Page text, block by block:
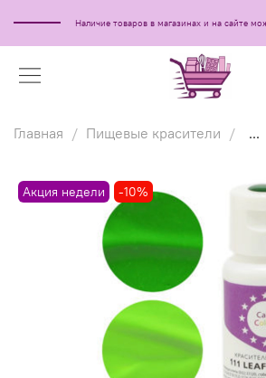
Наличие товаров в магазинах и на сайте
Главная Пищевые красители ...
Акция недели -10%